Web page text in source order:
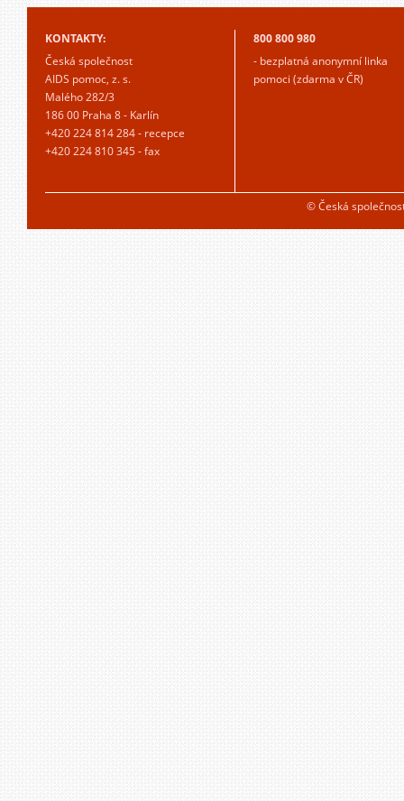
KONTAKTY:
Česká společnost
AIDS pomoc, z. s.
Malého 282/3
186 00 Praha 8 - Karlín
+420 224 814 284 - recepce
+420 224 810 345 - fax
800 800 980
- bezplatná anonymní linka
pomoci (zdarma v ČR)
© Česká